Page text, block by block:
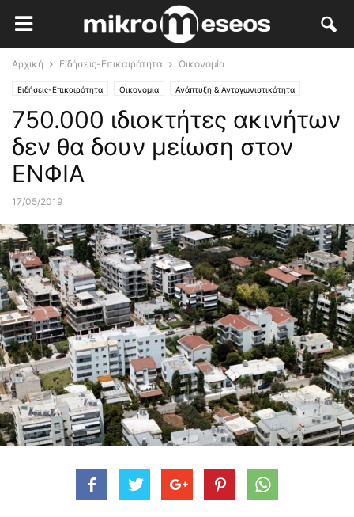
Αρχική Ειδήσεις-Επικαιρότητα Οικονομία
Ειδήσεις-Επικαιρότητα Οικονομία Ανάπτυξη & Ανταγωνιστικότητα
Κλάδοι Αιχμής Φορολογία
750.000 ιδιοκτήτες ακινήτων
δεν θα δουν μείωση στον
ΕΝΦΙΑ
17/05/2019